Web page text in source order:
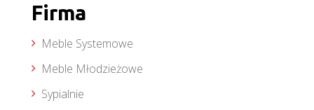
Firma
Meble Systemowe
Meble Młodzieżowe
Sypialnie